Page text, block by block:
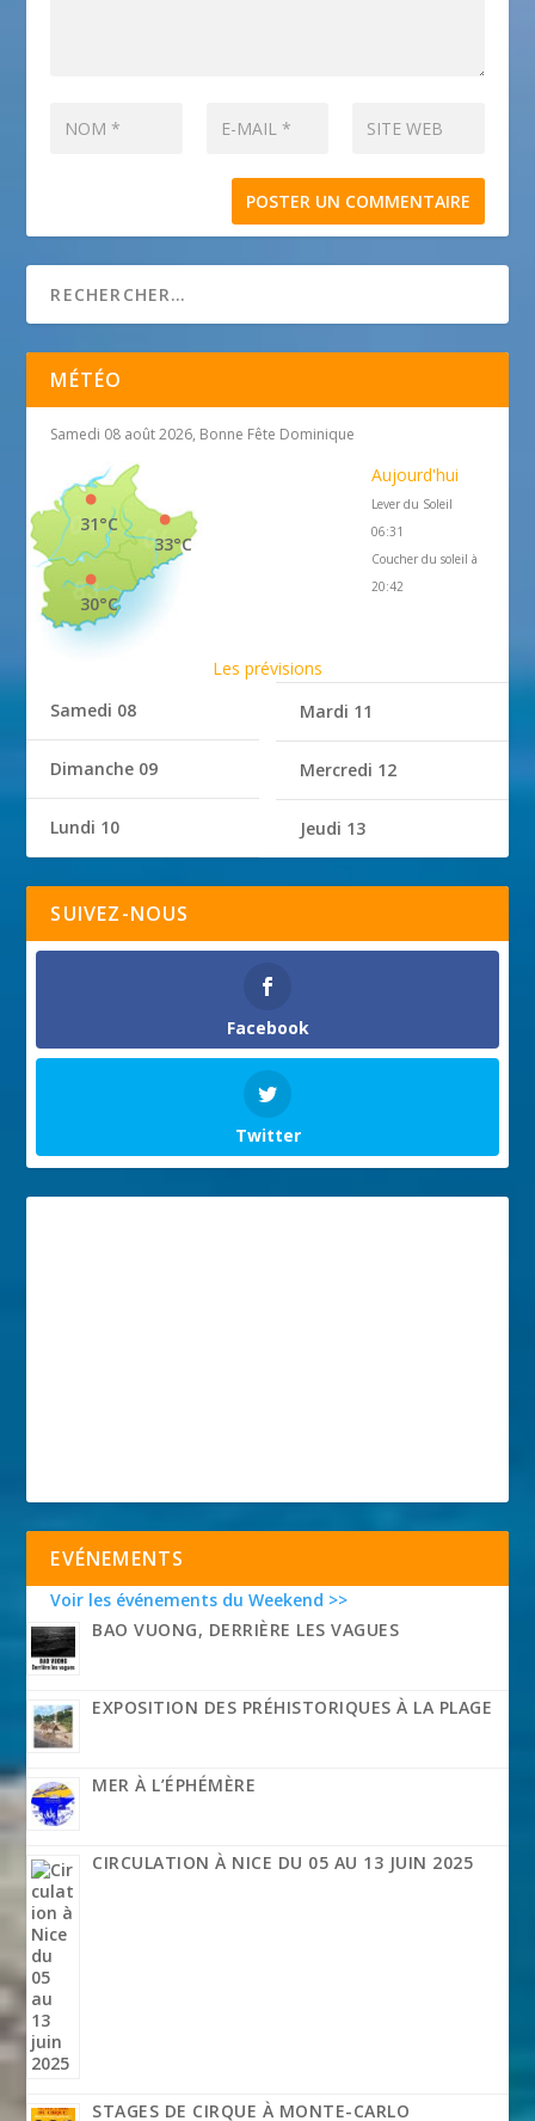
MÉTÉO
Samedi 08 août 2026, Bonne Fête Dominique
33°C
31°C
30°C
Aujourd'hui
Lever du Soleil
06:31
Coucher du soleil à
20:42
Les prévisions
Samedi 08
Dimanche 09
Lundi 10
Mardi 11
Mercredi 12
Jeudi 13
SUIVEZ-NOUS
Facebook
Twitter
EVÉNEMENTS
Voir les événements du Weekend >>
BAO VUONG, DERRIÈRE LES VAGUES
EXPOSITION DES PRÉHISTORIQUES À LA PLAGE
MER À L’ÉPHÉMÈRE
CIRCULATION À NICE DU 05 AU 13 JUIN 2025
STAGES DE CIRQUE À MONTE-CARLO